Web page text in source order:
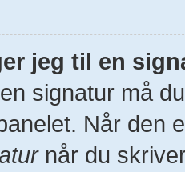
jeg til en
signatur må
Når den
når du